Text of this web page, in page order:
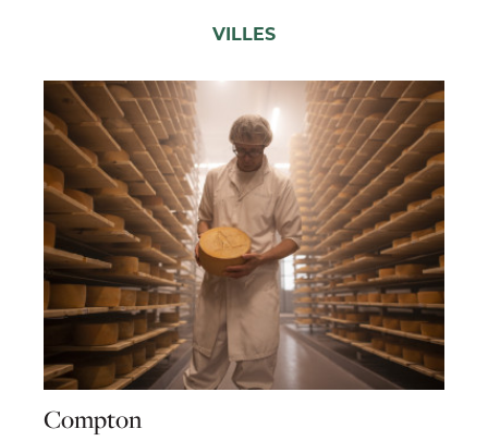
VILLES
Compton